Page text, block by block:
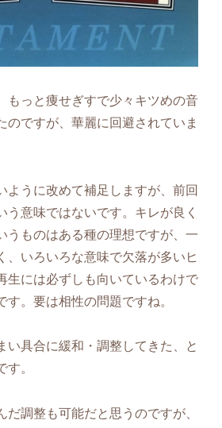
もっと痩せぎすで少々キツめの音
のですが、華麗に回避されていま
ように改めて補足しますが、前回
う意味ではないです。キレが良く
うものはある種の理想ですが、一
、いろいろな意味で欠落が多いヒ
生には必ずしも向いているわけで
す。要は相性の問題ですね。
い具合に緩和・調整してきた、と
す。
だ調整も可能だと思うのですが、